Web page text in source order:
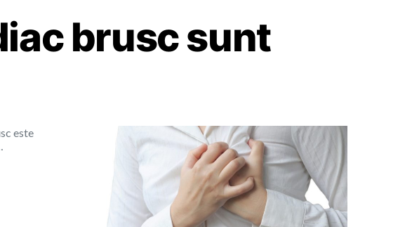
brusc sunt
este